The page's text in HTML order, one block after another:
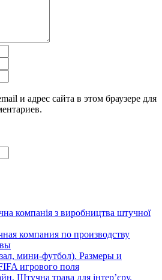
и адрес сайта в этом браузере для
компанія з виробництва штучної
компания по производству
мини-футбол). Размеры и
игрового поля
Штучна трава для інтер’єру.